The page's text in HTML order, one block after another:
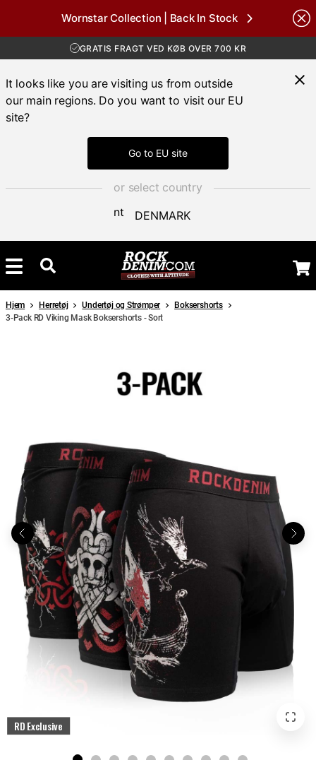
Wornstar Collection | Back In Stock
30 DAGES ÅBENT KØB
GRATIS FRAGT VED KØB OVER 700 KR
It looks like you are visiting us from outside
our main regions. Do you want to visit our EU
site?
Go to EU site
or select country
DENMARK
Hjem Herretøj Undertøj og Strømper
Boksershorts
3-Pack RD Viking Mask Boksershorts - Sort
RD Exclusive